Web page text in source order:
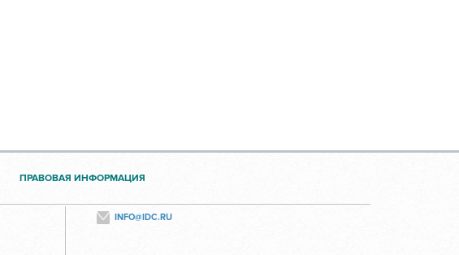
ПРАВОВАЯ ИНФОРМАЦИЯ
INFO@IDC.RU